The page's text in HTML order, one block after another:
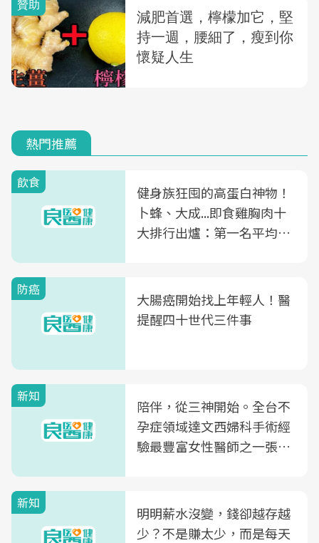
熱門推薦
飲食
健身族狂囤的高蛋白神物！
卜蜂、大成...即食雞胸肉十
大排行出爐：第一名平均一
防癌
大腸癌開始找上年輕人！醫
提醒四十世代三件事
新知
陪伴，從三神開始。全台不
孕症領域達文西婦科手術經
驗最豐富女性醫師之一張永
光田醫院建構360度女性健
康照護生態圈
新知
明明薪水沒變，錢卻越存越
少？不是賺太少，而是每天